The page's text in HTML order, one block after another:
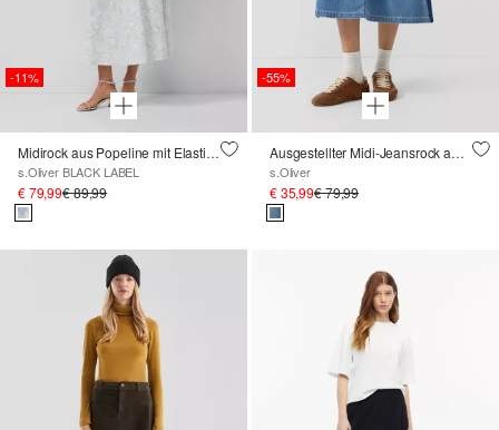
-11%
Midirock aus Popeline mit Elastikbund
s.Oliver BLACK LABEL
€ 79,99€ 89,99
-55%
Ausgestellter Midi-Jeansrock aus Lyocellmix mit hohem Bund
s.Oliver
€ 35,99€ 79,99